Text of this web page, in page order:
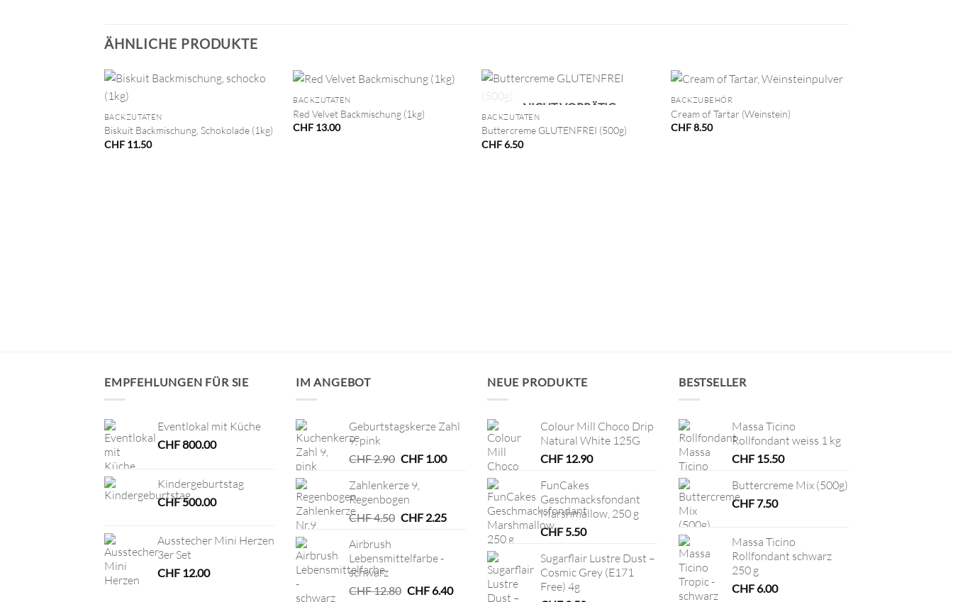
ÄHNLICHE PRODUKTE
BACKZUTATEN
Biskuit Backmischung, Schokolade (1kg)
CHF11.50
+
BACKZUTATEN
Red Velvet Backmischung (1kg)
CHF 13.00
+
NICHT VORRÄTIG
BACKZUTATEN
Buttercreme GLUTENFREI (500g)
CHF6.50
+
BACKZUBEHÖR
Cream of Tartar (Weinstein)
CHF8.50
EMPFEHLUNGEN FÜR SIE
Eventlokal mit Küche
CHF800.00
Kindergeburtstag
CHF500.00
Ausstecher Mini Herzen
3er Set
CHF12.00
IM ANGEBOT
Geburtstagskerze Zahl
9, pink
CHF2.90 Ursprünglicher
war:
CHF 2.90
CHF1.00Aktueller
CHF 1.00.
Zahlenkerze 9,
Regenbogen
CHF4.50 Ursprünglicher
CHF 4.50
CHF2.25Aktueller
CHF 2.25.
Airbrush
Lebensmittelfarbe -
schwarz
CHF12.80 Ursprünglicher
CHF6.40Aktueller
NEUE PRODUKTE
Colour Mill Choco Drip
Natural White 125G
CHF12.90
FunCakes
Geschmacksfondant
Marshmallow, 250 g
CHF5.50
Sugarflair Lustre Dust –
Cosmic Grey (E171
Free) 4g
BESTSELLER
Massa Ticino
Rollfondant weiss 1 kg
CHF15.50
Buttercreme Mix (500g)
CHF7.50
Massa Ticino
Rollfondant schwarz
250 g
CHF6.00